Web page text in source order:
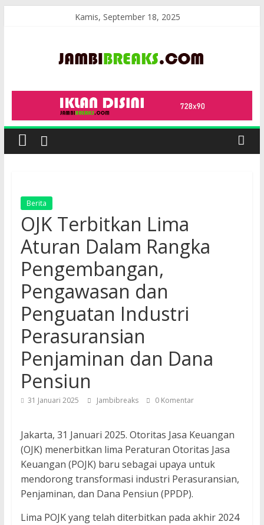
Kamis, September 18, 2025
JambiBreaks
Berita
OJK Terbitkan Lima
Aturan Dalam Rangka
Pengembangan,
Pengawasan dan
Penguatan Industri
Perasuransian
Penjaminan dan Dana
Pensiun
31 Januari 2025 Jambibreaks 0 Komentar
Jakarta, 31 Januari 2025. Otoritas Jasa Keuangan
(OJK) menerbitkan lima Peraturan Otoritas Jasa
Keuangan (POJK) baru sebagai upaya untuk
mendorong transformasi industri Perasuransian,
Penjaminan, dan Dana Pensiun (PPDP).
Lima POJK yang telah diterbitkan pada akhir 2024